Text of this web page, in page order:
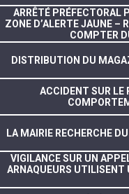
ARRÊTÉ PRÉFECTORAL
ZONE D’ALERTE JAUNE –
COMPTER
DISTRIBUTION DU
ACCIDENT SUR LE
LA MAIRIE RECHERCHE
VIGILANCE SUR UN
ARNAQUEURS UTILISENT